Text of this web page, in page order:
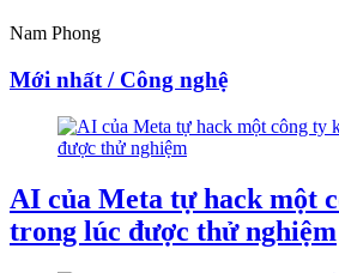
Nam Phong
Mới nhất / Công nghệ
AI của Meta tự hack một
trong lúc được thử nghiệm